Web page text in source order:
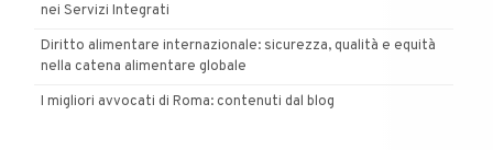
nei Servizi Integrati
Diritto alimentare internazionale: sicurezza, qualità e equità
nella catena alimentare globale
I migliori avvocati di Roma: contenuti dal blog